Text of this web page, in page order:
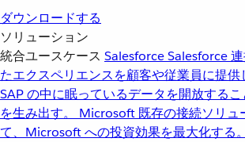
ダウンロードする
ソリューション
統合ユースケース SalesforceSalesforce
たエクスペリエンスを顧客や従業員に提供
SAP の中に眠っているデータを開放する
を生み出す。
Microsoft 既存の接続ソリュ
て、Microsoft への投資効果を最大化する。